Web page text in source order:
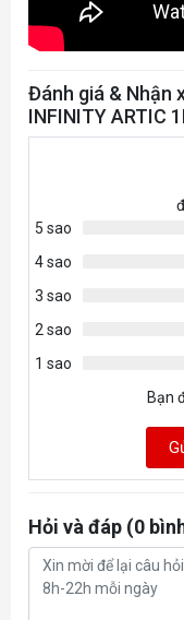
Đánh giá & Nhận
INFINITY ARTIC
5 sao
4 sao
3 sao
2 sao
1 sao
Bạn
Hỏi và đáp (0